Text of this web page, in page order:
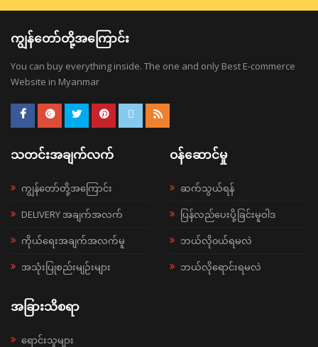
ကျွန်တော်တို့အကြောင်း
You can buy everything inside. The one and only Best E-commerce
Website in Myanmar
သတင်းအချက်လက်
ကျွန်တော်တို့အကြောင်း
DELIVERY အချက်အလက်
ကိုယ်ရေးအချက်အလက်မူ
အသုံးပြုစည်းမျဉ်းများ
ဝန်ဆောင်မှု
ဆက်သွယ်ရန်
ပြန်လည်ပေးပို့ခြင်းမူဝါဒ
ဘယ်လို၀ယ်ရမလဲ
ဘယ်လိုရောင်းရမလဲ
အခြားသိစရာ
ရောင်းသူများ